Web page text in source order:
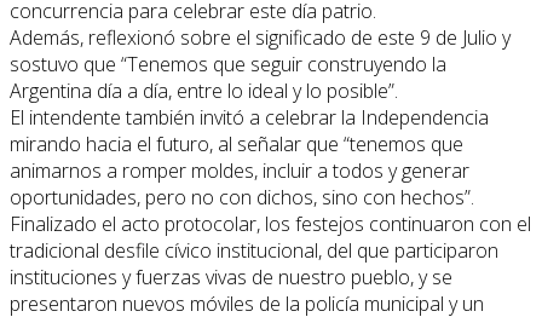
concurrencia para celebrar este día patrio.
Además, reflexionó sobre el significado de este 9 de Julio y
sostuvo que “Tenemos que seguir construyendo la
Argentina día a día, entre lo ideal y lo posible”.
El intendente también invitó a celebrar la Independencia
mirando hacia el futuro, al señalar que “tenemos que
animarnos a romper moldes, incluir a todos y generar
oportunidades, pero no con dichos, sino con hechos”.
Finalizado el acto protocolar, los festejos continuaron con el
tradicional desfile cívico institucional, del que participaron
instituciones y fuerzas vivas de nuestro pueblo, y se
presentaron nuevos móviles de la policía municipal y un